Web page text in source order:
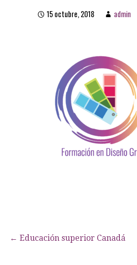
15 octubre, 2018 admin
Navegación
← Educación superior Canadá